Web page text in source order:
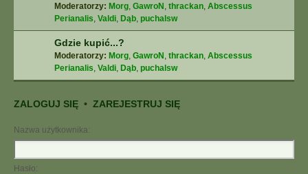
Moderatorzy: Morg, GawroN , thrackan, Abscessus
Perianalis, Valdi, Dąb, puchalsw
Gdzie kupić...?
Moderatorzy: Morg, GawroN , thrackan, Abscessus
Perianalis, Valdi, Dąb, puchalsw
ZALOGUJ SIĘ • ZAREJESTRUJ SIĘ
Nazwa użytkownika:
Hasło: